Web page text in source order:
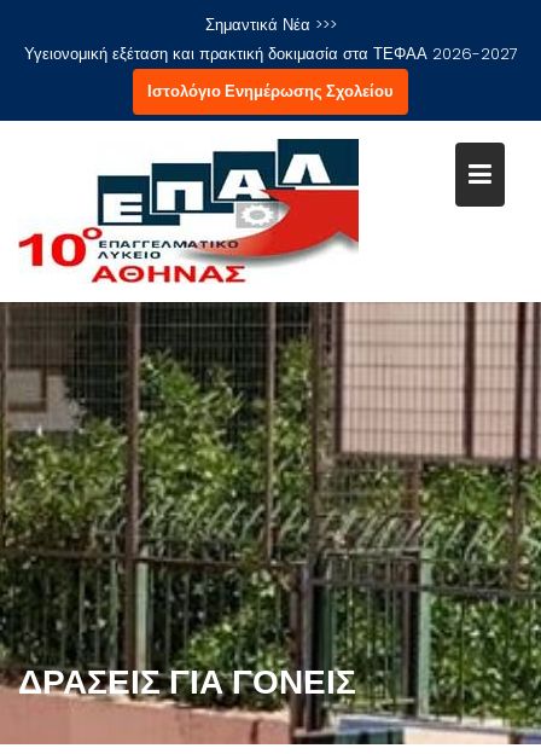
Σημαντικά Νέα >>>
Υγειονομική εξέταση και πρακτική δοκιμασία στα ΤΕΦΑΑ 2026-2027
Ιστολόγιο Ενημέρωσης Σχολείου
ΔΡΆΣΕΙΣ ΓΙΑ ΓΟΝΕΊΣ